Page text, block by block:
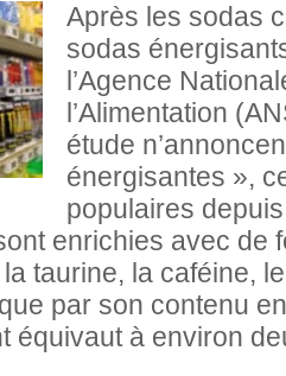
Après les sodas
sodas
l’Agence
l’Alimentation
étude
énergisantes »,
populaires
enrichies avec de
taurine, la caféine,
par son contenu
équivaut à environ